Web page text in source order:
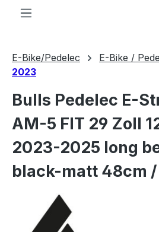
E-Bike/Pedelec E-Bike /
2023
Bulls Pedelec E-
AM-5 FIT 29 Zoll
2023-2025 long
black-matt 48cm /